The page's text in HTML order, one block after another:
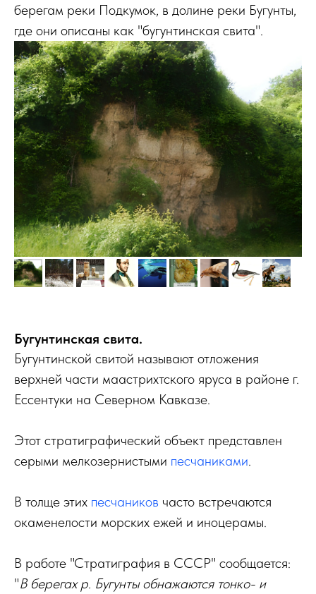
берегам реки Подкумок, в долине реки Бугунты,
где они описаны как "бугунтинская свита".
Бугунтинская свита.
Бугунтинской свитой называют отложения
верхней части маастрихтского яруса в районе г.
Ессентуки на Северном Кавказе.
Этот стратиграфический объект представлен
серыми мелкозернистыми песчаниками.
В толще этих песчаников часто встречаются
окаменелости морских ежей и иноцерамы.
В работе "Стратиграфия в СССР" сообщается:
"В берегах р. Бугунты обнажаются тонко- и